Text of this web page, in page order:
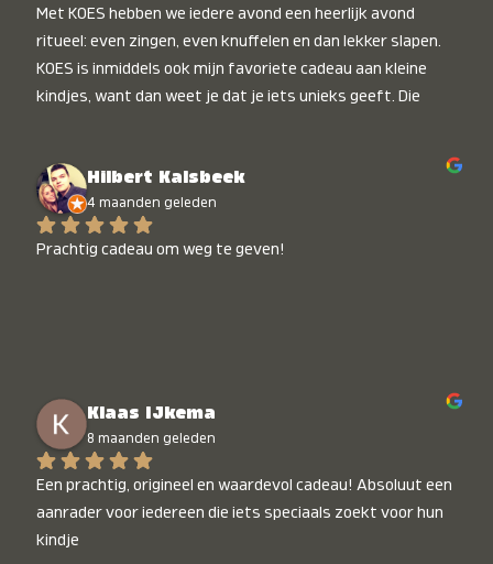
Met KOES hebben we iedere avond een heerlijk avond
ritueel: even zingen, even knuffelen en dan lekker slapen.
KOES is inmiddels ook mijn favoriete cadeau aan kleine
kindjes, want dan weet je dat je iets unieks geeft. Die
Hilbert Kalsbeek
4 maanden geleden
Prachtig cadeau om weg te geven!
Klaas IJkema
8 maanden geleden
Een prachtig, origineel en waardevol cadeau! Absoluut een
aanrader voor iedereen die iets speciaals zoekt voor hun
kindje